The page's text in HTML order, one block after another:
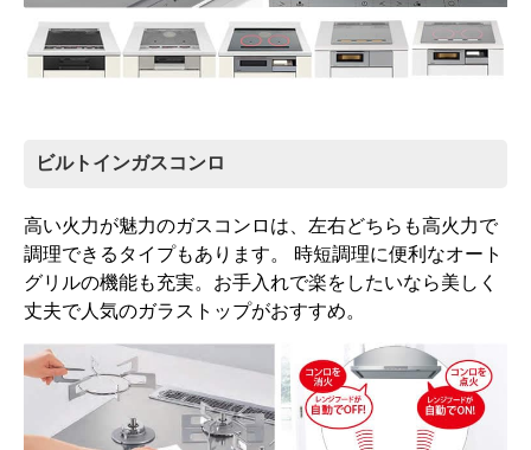
ビルトインガスコンロ
高い火力が魅力のガスコンロは、左右どちらも高火力で
調理できるタイプもあります。 時短調理に便利なオート
グリルの機能も充実。お手入れで楽をしたいなら美しく
丈夫で人気のガラストップがおすすめ。